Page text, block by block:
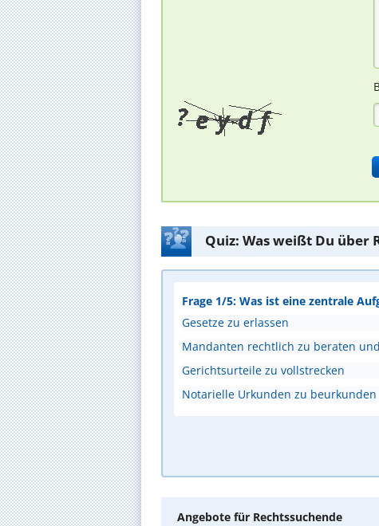
Quiz: Was weißt Du über
Frage 1/5: Was ist eine zentrale
Gesetze zu erlassen
Mandanten rechtlich zu beraten
Gerichtsurteile zu vollstrecken
Notarielle Urkunden zu beurkunden
Angebote für Rechtssuchende